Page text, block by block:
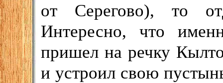
от Серегово), то
Интересно, что
пришел на речку
и устроил свою